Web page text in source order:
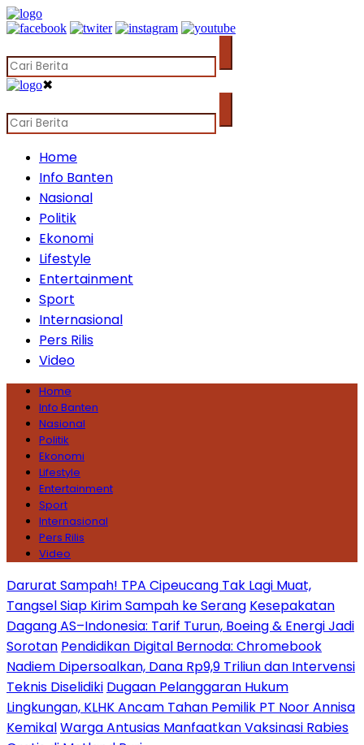
✖
Home
Info Banten
Nasional
Politik
Ekonomi
Lifestyle
Entertainment
Sport
Internasional
Pers Rilis
Video
Home
Info Banten
Nasional
Politik
Ekonomi
Lifestyle
Entertainment
Sport
Internasional
Pers Rilis
Video
Darurat Sampah! TPA Cipeucang Tak Lagi Muat,
Tangsel Siap Kirim Sampah ke Serang Kesepakatan
Dagang AS–Indonesia: Tarif Turun, Boeing & Energi Jadi
Sorotan Pendidikan Digital Bernoda: Chromebook
Nadiem Dipersoalkan, Dana Rp9,9 Triliun dan Intervensi
Teknis Diselidiki Dugaan Pelanggaran Hukum
Lingkungan, KLHK Ancam Tahan Pemilik PT Noor Annisa
KemikalWarga Antusias Manfaatkan Vaksinasi Rabies